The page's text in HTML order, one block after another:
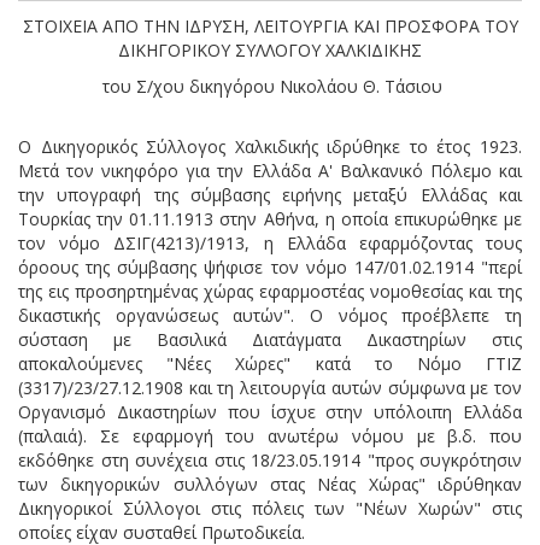
ΣΤΟΙΧΕΙΑ ΑΠΟ ΤΗΝ ΙΔΡΥΣΗ, ΛΕΙΤΟΥΡΓΙΑ ΚΑΙ ΠΡΟΣΦΟΡΑ ΤΟΥ
ΔΙΚΗΓΟΡΙΚΟΥ ΣΥΛΛΟΓΟΥ ΧΑΛΚΙΔΙΚΗΣ
του Σ/χου δικηγόρου Νικολάου Θ. Τάσιου
Ο Δικηγορικός Σύλλογος Χαλκιδικής ιδρύθηκε το έτος 1923.
Μετά τον νικηφόρο για την Ελλάδα Α' Βαλκανικό Πόλεμο και
την υπογραφή της σύμβασης ειρήνης μεταξύ Ελλάδας και
Τουρκίας την 01.11.1913 στην Αθήνα, η οποία επικυρώθηκε με
τον νόμο ΔΣΙΓ(4213)/1913, η Ελλάδα εφαρμόζοντας τους
όροους της σύμβασης ψήφισε τον νόμο 147/01.02.1914 "περί
της εις προσηρτημένας χώρας εφαρμοστέας νομοθεσίας και της
δικαστικής οργανώσεως αυτών". Ο νόμος προέβλεπε τη
σύσταση με Βασιλικά Διατάγματα Δικαστηρίων στις
αποκαλούμενες "Νέες Χώρες" κατά το Νόμο ΓΤΙΖ
(3317)/23/27.12.1908 και τη λειτουργία αυτών σύμφωνα με τον
Οργανισμό Δικαστηρίων που ίσχυε στην υπόλοιπη Ελλάδα
(παλαιά). Σε εφαρμογή του ανωτέρω νόμου με β.δ. που
εκδόθηκε στη συνέχεια στις 18/23.05.1914 "προς συγκρότησιν
των δικηγορικών συλλόγων στας Νέας Χώρας" ιδρύθηκαν
Δικηγορικοί Σύλλογοι στις πόλεις των "Νέων Χωρών" στις
οποίες είχαν συσταθεί Πρωτοδικεία.